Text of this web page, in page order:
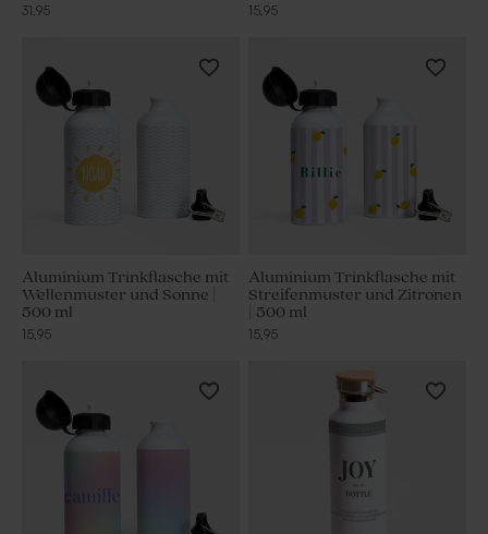
31,95 15,95
Aluminium Trinkflasche mit
Wellenmuster und Sonne |
500 ml
15,95
Aluminium Trinkflasche mit
Streifenmuster und Zitronen
| 500 ml
15,95